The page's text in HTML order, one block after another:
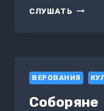
СЛУШАТЬ
ВЕРОВАНИЯ
Соборяне